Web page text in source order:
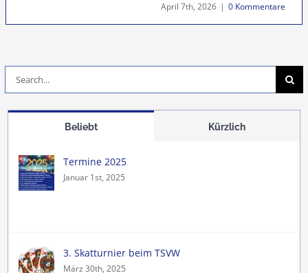
Suche
nach:
Beliebt Kürzlich
Termine 2025
Januar 1st, 2025
3. Skatturnier beim TSVW
März 30th, 2025
April 7th, 2026 | 0 Kommentare